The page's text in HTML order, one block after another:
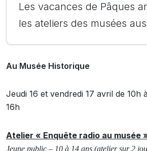
Les vacances de Pâques
les ateliers des musées
Au Musée Historique
Jeudi 16 et vendredi 17 avril de 10h
16h
Atelier « Enquête radio au musée
Jeune public – 10 à 14 ans (atelier sur 2